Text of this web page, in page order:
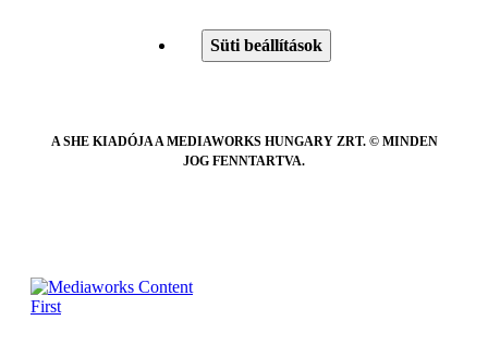
Süti beállítások
A SHE KIADÓJA A MEDIAWORKS HUNGARY ZRT. © MINDEN
JOG FENNTARTVA.